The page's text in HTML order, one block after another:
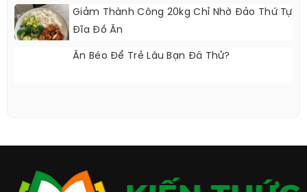
Giảm Thành Công 20kg Chỉ Nhờ Đảo Thứ Tự
Đĩa Đồ Ăn
Ăn Béo Để Trẻ Lâu Bạn Đã Thử?